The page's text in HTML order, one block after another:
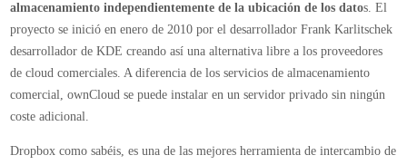
en
la
nube
alternativo
y
libre
almacenamiento independientemente de la ubicación de los datos. El
proyecto se inició en enero de 2010 por el desarrollador Frank Karlitschek
desarrollador de KDE creando así una alternativa libre a los proveedores
de cloud comerciales. A diferencia de los servicios de almacenamiento
comercial, ownCloud se puede instalar en un servidor privado sin ningún
coste adicional.
Dropbox como sabéis, es una de las mejores herramienta de intercambio de